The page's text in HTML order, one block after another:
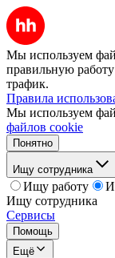
Мы используем
правильную работу
трафик.
Правила
Мы используем
файлов cookie
Понятно
Ищу сотрудника
Ищу работу
Ищу сотрудника
Сервисы
Помощь
Ещё